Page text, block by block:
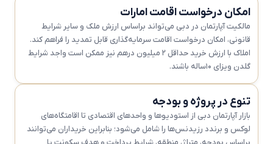
امکان درخواست اقامت امارات
مالکیت آپارتمان در دبی می‌تواند براساس ارزش ملک و سایر شرایط
قانونی، امکان درخواست اقامت سرمایه‌گذاری قابل تمدید را فراهم کند.
املاک با ارزش خرید حداقل ۲ میلیون درهم نیز ممکن است واجد شرایط
گلدن ویزای ۱۰ساله باشند.
تنوع در پروژه و بودجه
بازار آپارتمان دبی از استودیوها و واحدهای اقتصادی تا اقامتگاه‌های
لوکس و برندد رزیدنس‌ها را شامل می‌شود؛ بنابراین خریداران می‌توانند